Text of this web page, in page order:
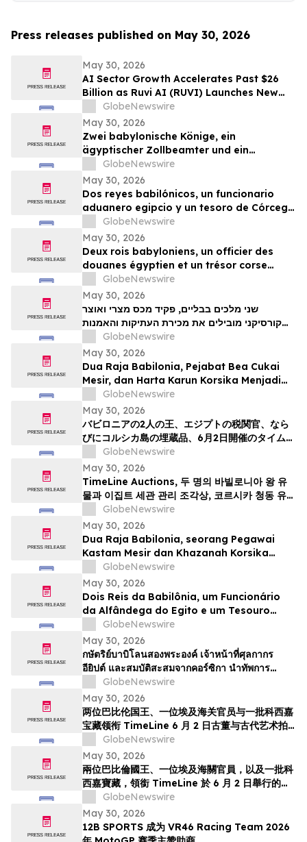
Press releases published on May 30, 2026
May 30, 2026
AI Sector Growth Accelerates Past $26
Billion as Ruvi AI (RUVI) Launches New
Features, Proprietary Models, and
Ecosystem Upgrades
GlobeNewswire
May 30, 2026
Zwei babylonische Könige, ein
ägyptischer Zollbeamter und ein
korsischer Schatz zählen zu den
Highlights der TimeLine-Auktion für
Antiquitäten und antike Kunst am 2. Juni
GlobeNewswire
May 30, 2026
Dos reyes babilónicos, un funcionario
aduanero egipcio y un tesoro de Córcega
lideran la subasta de Antigüedades y
Arte Antiguo de TimeLine del 2 de junio
GlobeNewswire
May 30, 2026
Deux rois babyloniens, un officier des
douanes égyptien et un trésor corse
figurent parmi les pièces maîtresses de la
vente aux enchères d’antiquités et d’art
ancien de TimeLine, organisée le 2 juin
GlobeNewswire
May 30, 2026
שני מלכים בבליים, פקיד מכס מצרי ואוצר
קורסיקני מובילים את מכירת העתיקות והאמנות
GlobeNewswire
May 30, 2026
Dua Raja Babilonia, Pejabat Bea Cukai
Mesir, dan Harta Karun Korsika Menjadi
Sorotan dalam Lelang Barang Antik &
Seni Kuno TimeLine pada 2 Juni
GlobeNewswire
May 30, 2026
バビロニアの2人の王、エジプトの税関官、なら
びにコルシカ島の埋蔵品、6月2日開催のタイムラ
インによる骨董品・古代美術オークションの目玉
GlobeNewswire
May 30, 2026
TimeLine Auctions, 두 명의 바빌로니아 왕 유
물과 이집트 세관 관리 조각상, 코르시카 청동 유물
군으로 구성된 고대 유물 경매 개최
GlobeNewswire
May 30, 2026
Dua Raja Babilonia, seorang Pegawai
Kastam Mesir dan Khazanah Korsika
menjadi kemuncak Lelongan Antikuiti &
Seni Purba TimeLine pada 2 Jun
GlobeNewswire
May 30, 2026
Dois Reis da Babilônia, um Funcionário
da Alfândega do Egito e um Tesouro
Escondido da Córsega Lideram o Leilão
de Antiguidades e Arte Antiga da
TimeLine de 2 de junho
GlobeNewswire
May 30, 2026
กษัตริย์บาบิโลนสองพระองค์ เจ้าหน้าที่ศุลกากร
อียิปต์ และสมบัติสะสมจากคอร์ซิกา นำทัพการ
ประมูลวัตถุโบราณและศิลปะยุคโบราณของ
TimeLine ในวันที่ 2 มิถุนาย…
GlobeNewswire
May 30, 2026
两位巴比伦国王、一位埃及海关官员与一批科西嘉
宝藏领衔 TimeLine 6 月 2 日古董与古代艺术拍
GlobeNewswire
May 30, 2026
兩位巴比倫國王、一位埃及海關官員，以及一批科
西嘉寶藏，領銜 TimeLine 於 6 月 2 日舉行的古
董與古代藝術拍賣會
GlobeNewswire
May 30, 2026
12B SPORTS 成为 VR46 Racing Team 2026